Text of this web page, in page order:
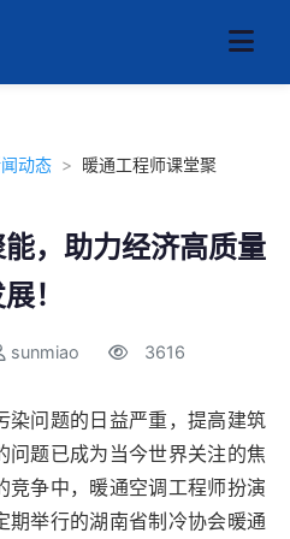
动态 > 暖通工程师课堂聚
，助力经济高质量
！
sunmiao 3616
染问题的日益严重，提高建筑
问题已成为当今世界关注的焦
竞争中，暖通空调工程师扮演
期举行的湖南省制冷协会暖通